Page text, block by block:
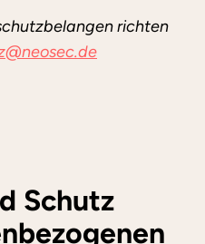
richten
Schutz